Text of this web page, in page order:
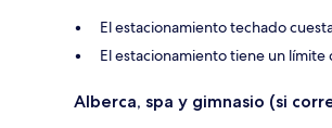
El estacionamiento techado
El estacionamiento tiene un límite
Alberca, spa y gimnasio (si